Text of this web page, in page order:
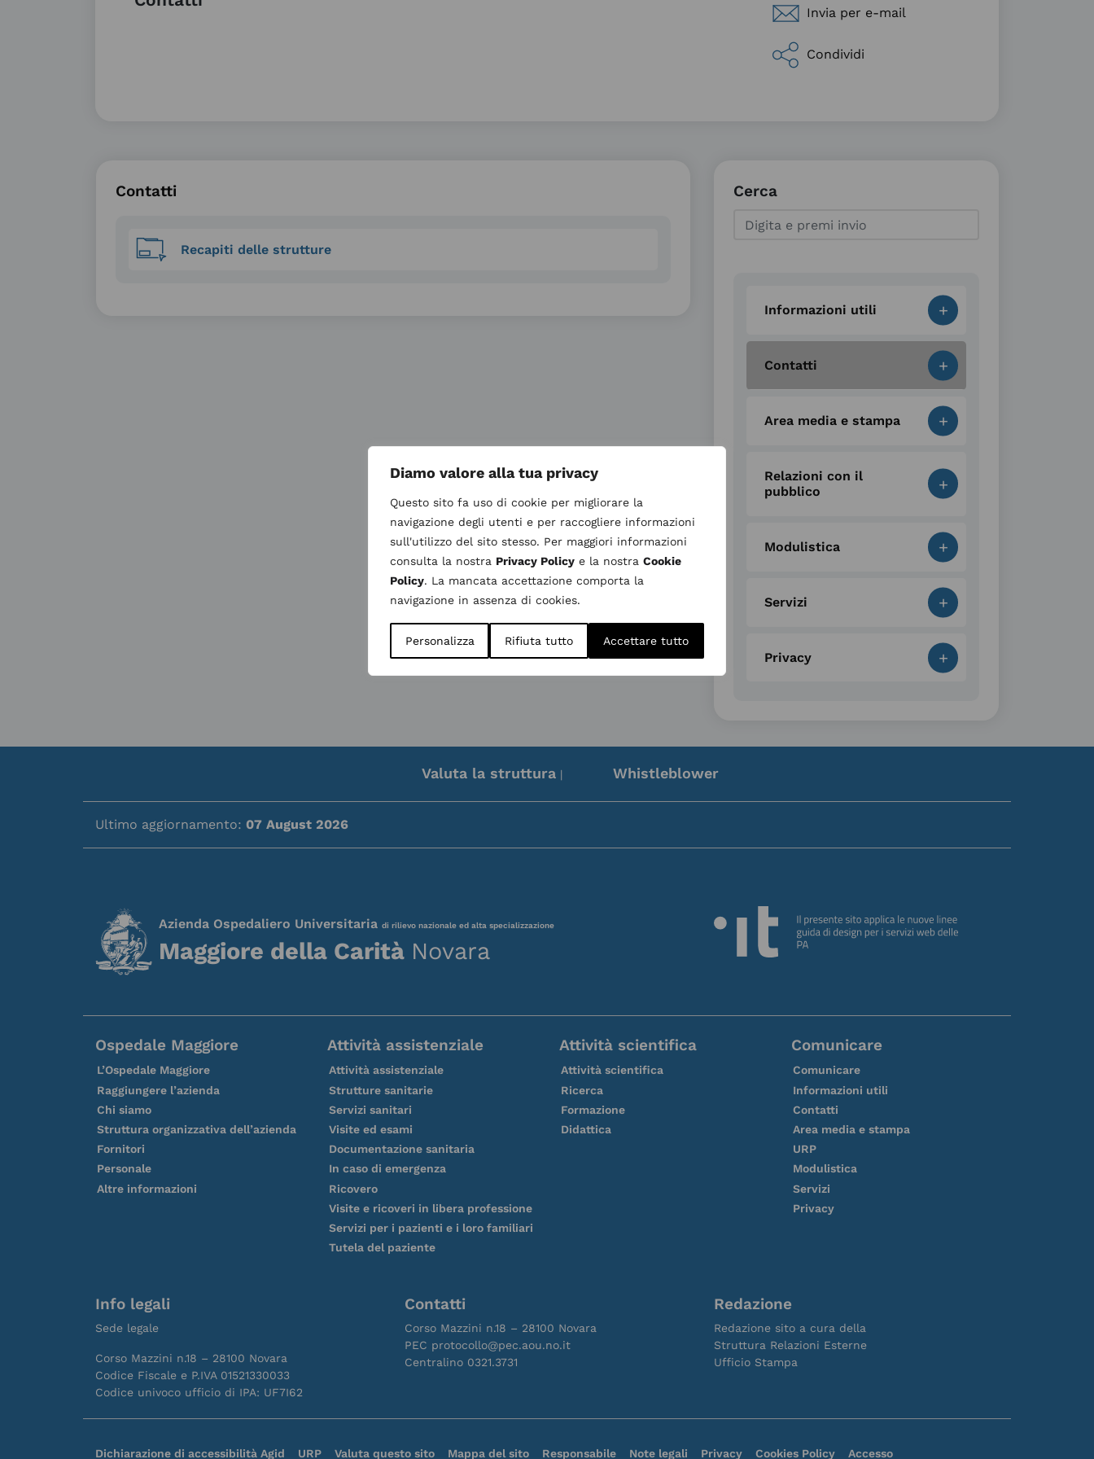
Diamo valore alla tua privacy
Questo sito fa uso di cookie per migliorare la
navigazione degli utenti e per raccogliere informazioni
sull'utilizzo del sito stesso. Per maggiori informazioni
consulta la nostra Privacy Policy e la nostra Cookie
Policy. La mancata accettazione comporta la
navigazione in assenza di cookies.
Personalizza Rifiuta tutto Accettare tutto
Invia per e-mail
Condividi
Contatti
Recapiti delle strutture
Cerca
+
Informazioni utili
+
Contatti
+
Area media e stampa
+
Relazioni con il
pubblico
+
Modulistica
+
Servizi
+
Privacy
Valuta la struttura| Whistleblower
Ultimo aggiornamento: 07 August 2026
Azienda Ospedaliero Universitaria di rilievo nazionale ed alta specializzazione
Maggiore della Carità Novara
Ospedale Maggiore
L’Ospedale Maggiore
Raggiungere l’azienda
Chi siamo
Struttura organizzativa dell’azienda
Fornitori
Personale
Altre informazioni
Attività assistenziale
Attività assistenziale
Strutture sanitarie
Servizi sanitari
Visite ed esami
Documentazione sanitaria
In caso di emergenza
Ricovero
Visite e ricoveri in libera professione
Servizi per i pazienti e i loro familiari
Tutela del paziente
Attività scientifica
Attività scientifica
Ricerca
Formazione
Didattica
Comunicare
Comunicare
Informazioni utili
Contatti
Area media e stampa
URP
Modulistica
Servizi
Privacy
Info legali
Sede legale
Corso Mazzini n.18 – 28100 Novara
Codice Fiscale e P.IVA 01521330033
Codice univoco ufficio di IPA: UF7I62
Contatti
Corso Mazzini n.18 – 28100 Novara
PEC protocollo@pec.aou.no.it
Centralino 0321.3731
Redazione
Redazione sito a cura della
Struttura Relazioni Esterne
Ufficio Stampa
Dichiarazione di accessibilità Agid URP Valuta questo sito Mappa del sito Responsabile Note legali Privacy Cookies Policy Accesso